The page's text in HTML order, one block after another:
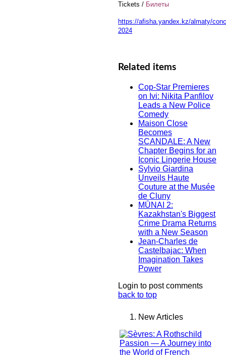
Tickets / Билеты
https://afisha.yandex.kz/almaty/
2024
Related items
Cop-Star Premieres
on Ivi: Nikita Panfilov
Leads a New Police
Comedy
Maison Close
Becomes
SCANDALE: A New
Chapter Begins for an
Iconic Lingerie House
Sylvio Giardina
Unveils Haute
Couture at the Musée
de Cluny
MŪNAI 2:
Kazakhstan's Biggest
Crime Drama Returns
with a New Season
Jean-Charles de
Castelbajac: When
Imagination Takes
Power
Login to post comments
back to top
New Articles